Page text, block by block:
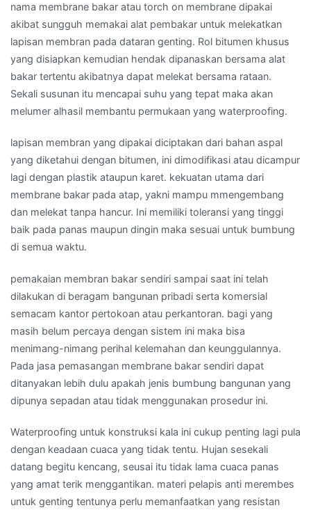
nama membrane bakar atau torch on membrane dipakai
akibat sungguh memakai alat pembakar untuk melekatkan
lapisan membran pada dataran genting. Rol bitumen khusus
yang disiapkan kemudian hendak dipanaskan bersama alat
bakar tertentu akibatnya dapat melekat bersama rataan.
Sekali susunan itu mencapai suhu yang tepat maka akan
melumer alhasil membantu permukaan yang waterproofing.
lapisan membran yang dipakai diciptakan dari bahan aspal
yang diketahui dengan bitumen, ini dimodifikasi atau dicampur
lagi dengan plastik ataupun karet. kekuatan utama dari
membrane bakar pada atap, yakni mampu mmengembang
dan melekat tanpa hancur. Ini memiliki toleransi yang tinggi
baik pada panas maupun dingin maka sesuai untuk bumbung
di semua waktu.
pemakaian membran bakar sendiri sampai saat ini telah
dilakukan di beragam bangunan pribadi serta komersial
semacam kantor pertokoan atau perkantoran. bagi yang
masih belum percaya dengan sistem ini maka bisa
menimang-nimang perihal kelemahan dan keunggulannya.
Pada jasa pemasangan membrane bakar sendiri dapat
ditanyakan lebih dulu apakah jenis bumbung bangunan yang
dipunya sepadan atau tidak menggunakan prosedur ini.
Waterproofing untuk konstruksi kala ini cukup penting lagi pula
dengan keadaan cuaca yang tidak tentu. Hujan sesekali
datang begitu kencang, seusai itu tidak lama cuaca panas
yang amat terik menggantikan. materi pelapis anti merembes
untuk genting tentunya perlu memanfaatkan yang resistan